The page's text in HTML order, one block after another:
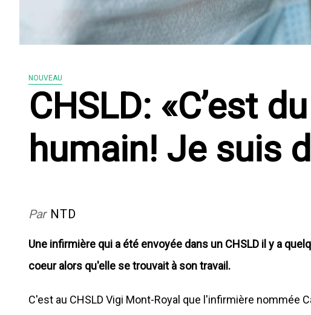
NOUVEAU
CHSLD: «C’est
humain! Je suis
Par NTD
Une infirmière qui a été envoyée dans un CHSLD il y a
coeur alors qu'elle se trouvait à son travail.
C'est au CHSLD Vigi Mont-Royal que l'infirmière nommée